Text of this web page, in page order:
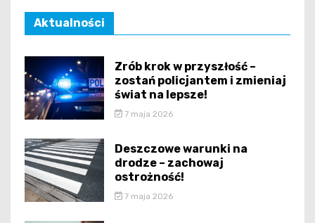
Aktualności
Zrób krok w przyszłość –
zostań policjantem i zmieniaj
świat na lepsze!
7 maja 2026
Deszczowe warunki na
drodze – zachowaj
ostrożność!
7 maja 2026